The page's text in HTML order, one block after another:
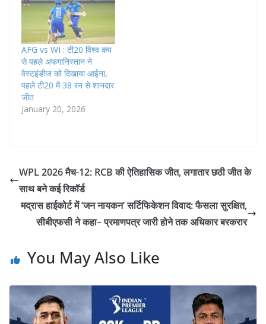
AFG vs WI : टी20 विश्व कप
से पहले अफगानिस्तान ने
वेस्टइंडीज को दिखाया आईना,
पहले टी20 में 38 रन से शानदार
जीत
January 20, 2026
WPL 2026 मैच-12: RCB की ऐतिहासिक जीत, लगातार छठी जीत के
साथ बने कई रिकॉर्ड
मद्रास हाईकोर्ट में ‘जन नायकन’ सर्टिफिकेशन विवाद: फैसला सुरक्षित,
सीबीएफसी ने कहा– प्रमाणपत्र जारी होने तक अधिकार बरकरार
You May Also Like